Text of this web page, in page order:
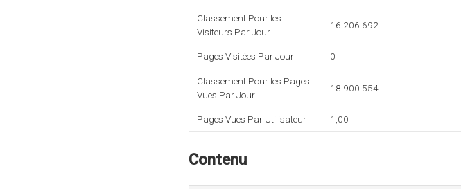
Classement Pour les
Visiteurs Par Jour
16 206 692
Pages Visitées Par Jour 0
Classement Pour les Pages
Vues Par Jour
18 900 554
Pages Vues Par Utilisateur 1,00
Contenu